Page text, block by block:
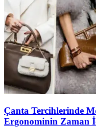
Çanta Tercihlerinde
Ergonominin Zaman